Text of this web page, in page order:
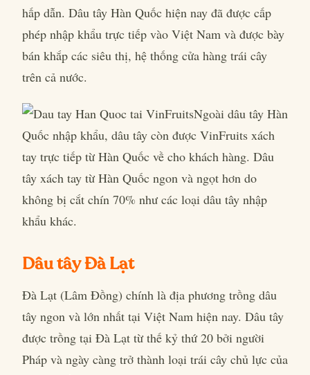
hấp dẫn. Dâu tây Hàn Quốc hiện nay đã được cấp
phép nhập khẩu trực tiếp vào Việt Nam và được bày
bán khắp các siêu thị, hệ thống cửa hàng trái cây
trên cả nước.
Ngoài dâu tây Hàn
Quốc nhập khẩu, dâu tây còn được VinFruits xách
tay trực tiếp từ Hàn Quốc về cho khách hàng. Dâu
tây xách tay từ Hàn Quốc ngon và ngọt hơn do
không bị cắt chín 70% như các loại dâu tây nhập
khẩu khác.
Dâu tây Đà Lạt
Đà Lạt (Lâm Đồng) chính là địa phương trồng dâu
tây ngon và lớn nhất tại Việt Nam hiện nay. Dâu tây
được trồng tại Đà Lạt từ thế kỷ thứ 20 bởi người
Pháp và ngày càng trở thành loại trái cây chủ lực của